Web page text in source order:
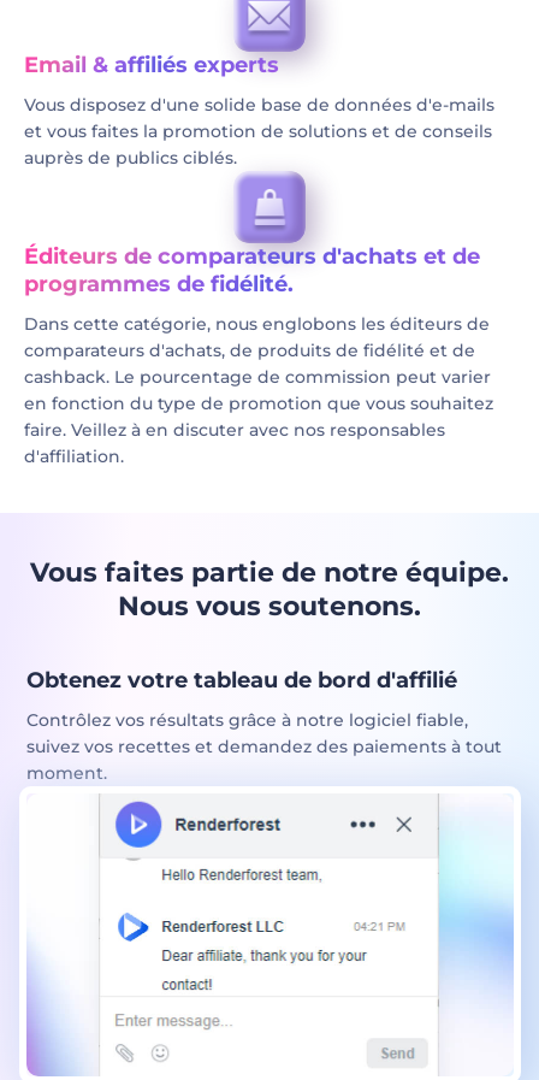
Email & affiliés experts
Vous disposez d'une solide base de données d'e-mails
et vous faites la promotion de solutions et de conseils
auprès de publics ciblés.
Éditeurs de comparateurs d'achats et de
programmes de fidélité.
Dans cette catégorie, nous englobons les éditeurs de
comparateurs d'achats, de produits de fidélité et de
cashback. Le pourcentage de commission peut varier
en fonction du type de promotion que vous souhaitez
faire. Veillez à en discuter avec nos responsables
d'affiliation.
Vous faites partie de notre équipe.
Nous vous soutenons.
Obtenez votre tableau de bord d'affilié
Contrôlez vos résultats grâce à notre logiciel fiable,
suivez vos recettes et demandez des paiements à tout
moment.